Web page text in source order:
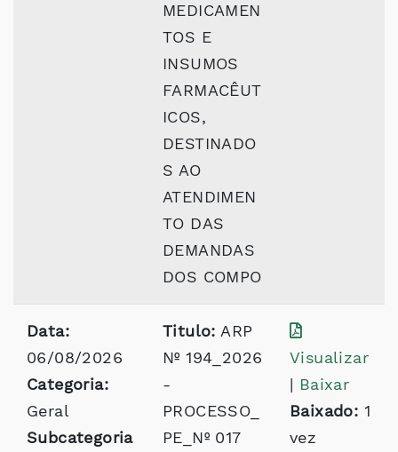
MEDICAMEN
TOS E
INSUMOS
FARMACÊUT
ICOS,
DESTINADO
S AO
ATENDIMEN
TO DAS
DEMANDAS
DOS COMPO
Data:
06/08/2026
Categoria:
Geral
Subcategoria
Titulo: ARP
Nº 194_2026
-
PROCESSO_
PE_Nº 017
Visualizar
| Baixar
Baixado: 1
vez